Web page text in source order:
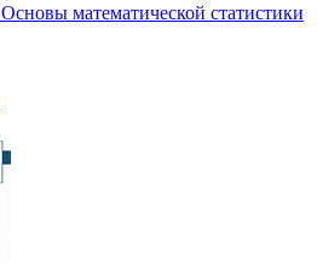
Основы математической статистики